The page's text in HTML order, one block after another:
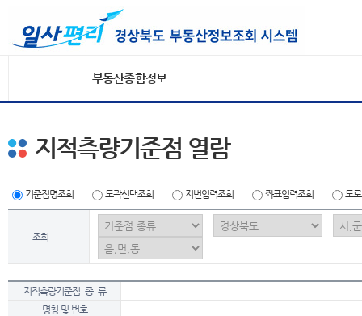
부동산종합정보
지적측량기준점 열람
기준점명조회 도곽선택조회 지번입력조회 좌표입력조회 도
조회
지적측량기준점 종 류
명칭 및 번호